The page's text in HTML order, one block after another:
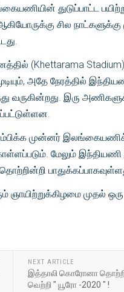
துடுப்பாட்ட
சில
(Khettarama
அதே நேரத்தில்
வருகின்றது. இரு
முன்னர்
மேலும்
ஞாயிற்றுக்கிழமை முதல்
NEXT ARTICLE
இத்தாலி கொரோனா தொற்றின்
வெற்றி " யூரோ -2020 " !